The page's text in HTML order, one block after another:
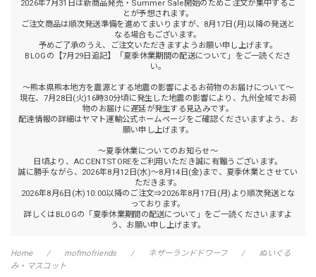
2026年7月31日は新商品発売・Summer Sale開始のためご注文が集中するこ
とが予想されます。
ご注文商品は順次発送準備を進めてまいりますが、8月17日(月)以降の発送と
なる場合もございます。
予めご了承のうえ、ご注文いただきますようお願い申し上げます。
BLOGの【7月29日追記】「夏季休業期間の配送について」をご一読くださ
い。
～熊本県熊本地方を震源とする地震の影響によるお荷物のお届けについて～
現在、7月28日(火)16時30分頃に発生した地震の影響により、九州全域でお荷
物のお届けに遅延が発生する見込みです。
配達情報の詳細はヤマト運輸公式ホームページをご確認くださいますよう、お
願い申し上げます。
～夏季休業についてのお知らせ～
日頃より、ACCENTSTOREをご利用いただき誠に有難うございます。
誠に勝手ながら、2026年8月12日(水)～8月14日(金)まで、夏季休業とさせてい
ただきます。
2026年8月6日(木)10:00以降のご注文⇒2026年8月17日(月)より順次発送とな
っております。
詳しくはBLOGの「夏季休業期間の配送について」をご一読くださいますよ
う、お願い申し上げます。
Home mofmofriends ネザーランドドワーフ
ぬいぐる
み・マスコット